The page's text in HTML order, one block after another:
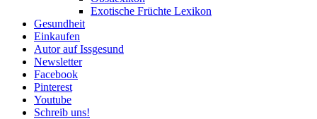
Exotische Früchte Lexikon
Gesundheit
Einkaufen
Autor auf Issgesund
Newsletter
Facebook
Pinterest
Youtube
Schreib uns!